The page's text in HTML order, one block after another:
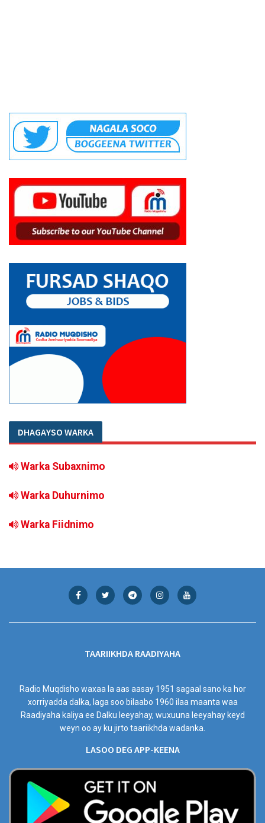
DHAGAYSO WARKA
Warka Subaxnimo
Warka Duhurnimo
Warka Fiidnimo
TAARIIKHDA RAADIYAHA
Radio Muqdisho waxaa la aas aasay 1951 sagaal sano ka hor
xorriyadda dalka, laga soo bilaabo 1960 ilaa maanta waa
Raadiyaha kaliya ee Dalku leeyahay, wuxuuna leeyahay keyd
weyn oo ay ku jirto taariikhda wadanka.
LASOO DEG APP-KEENA